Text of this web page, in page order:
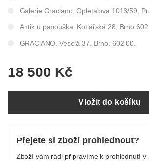
Galerie Graciano, Opletalova 1013/59,
Antik u papouška, Kotlářská 28, Brno
GRACiANO, Veselá 37, Brno, 602 00.
18 500 Kč
Vložit do košíku
Přejete si zboží prohlednout?
Zboží vám rádi připravíme k prohlednutí v